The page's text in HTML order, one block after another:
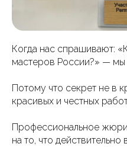
Когда нас спрашивают:
мастеров России?» — мы
Потому что секрет не в
красивых и честных
Профессиональное
на то, что действительно